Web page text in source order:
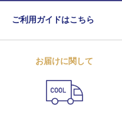
ご利用ガイドはこちら
お届けに関して